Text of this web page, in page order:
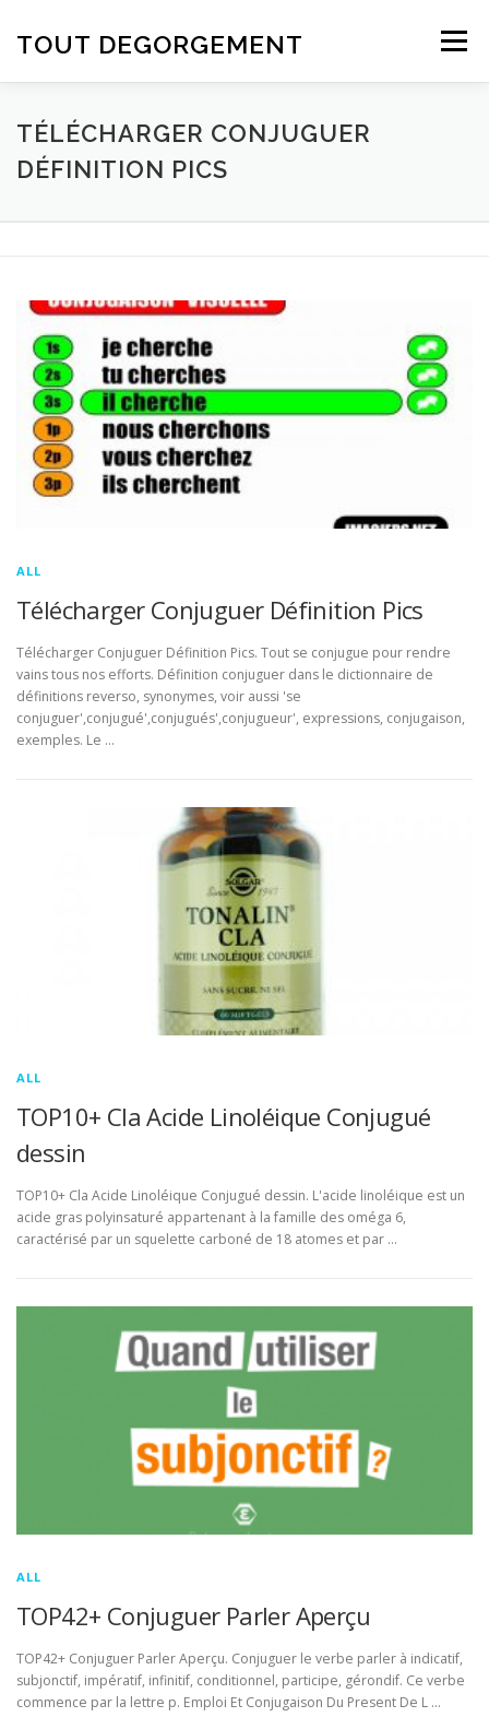
TOUT DEGORGEMENT Menu
TÉLÉCHARGER CONJUGUER
DÉFINITION PICS
ALL
Télécharger Conjuguer Définition Pics
Télécharger Conjuguer Définition Pics. Tout se conjugue pour rendre
vains tous nos efforts. Définition conjuguer dans le dictionnaire de
définitions reverso, synonymes, voir aussi 'se
conjuguer',conjugué',conjugués',conjugueur', expressions, conjugaison,
exemples. Le …
ALL
TOP10+ Cla Acide Linoléique Conjugué
dessin
TOP10+ Cla Acide Linoléique Conjugué dessin. L'acide linoléique est un
acide gras polyinsaturé appartenant à la famille des oméga 6,
caractérisé par un squelette carboné de 18 atomes et par …
ALL
TOP42+ Conjuguer Parler Aperçu
TOP42+ Conjuguer Parler Aperçu. Conjuguer le verbe parler à indicatif,
subjonctif, impératif, infinitif, conditionnel, participe, gérondif. Ce verbe
commence par la lettre p. Emploi Et Conjugaison Du Present De L …